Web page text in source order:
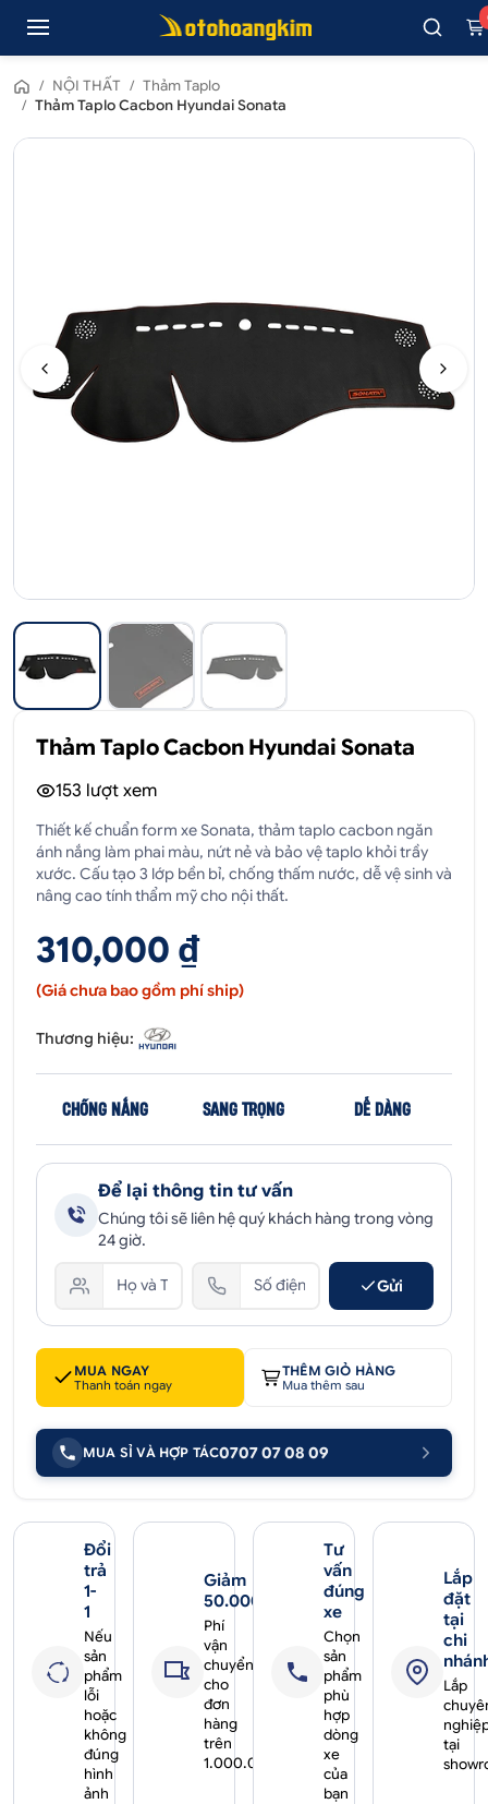
/ NỘI THẤT / Thảm Taplo
/ Thảm Taplo Cacbon Hyundai Sonata
Thảm Taplo Cacbon Hyundai Sonata
153 lượt xem
Thiết kế chuẩn form xe Sonata, thảm taplo cacbon ngăn
ánh nắng làm phai màu, nứt nẻ và bảo vệ taplo khỏi trầy
xước. Cấu tạo 3 lớp bền bỉ, chống thấm nước, dễ vệ sinh và
nâng cao tính thẩm mỹ cho nội thất.
310,000 ₫
(Giá chưa bao gồm phí ship)
Thương hiệu:
CHỐNG NẮNG SANG TRỌNG DỄ DÀNG
Để lại thông tin tư vấn
Chúng tôi sẽ liên hệ quý khách hàng trong vòng
24 giờ.
Gửi
MUA NGAY
Thanh toán ngay
THÊM GIỎ HÀNG
Mua thêm sau
MUA SỈ VÀ HỢP TÁC0707 07 08 09
Đổi
trả
1-
1
Nếu
sản
phẩm
lỗi
hoặc
không
đúng
hình
ảnh
Giảm
50.000₫
Phí
vận
chuyển
cho
đơn
hàng
trên
1.000.000₫
Tư
vấn
đúng
xe
Chọn
sản
phẩm
phù
hợp
dòng
xe
của
bạn
Lắp
đặt
tại
chi
Lắp
tại